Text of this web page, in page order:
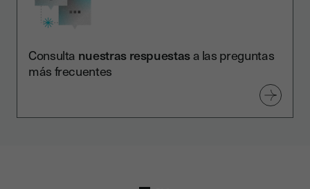
Consulta nuestras respuestasa las preguntas
más frecuentes